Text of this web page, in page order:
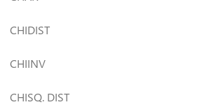
CHIDIST
CHIINV
CHISQ. DIST